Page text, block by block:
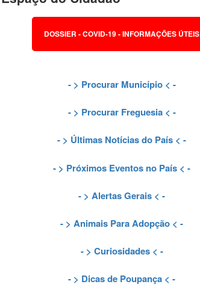
DOSSIER - COVID-19 - INFORMAÇÕES ÚTEIS
- > Procurar Município< -
- > Procurar Freguesia< -
- > Últimas Notícias do País < -
- > Próximos Eventos no País < -
- > Alertas Gerais < -
- > Animais Para Adopção < -
- > Curiosidades< -
- > Dicas de Poupança < -